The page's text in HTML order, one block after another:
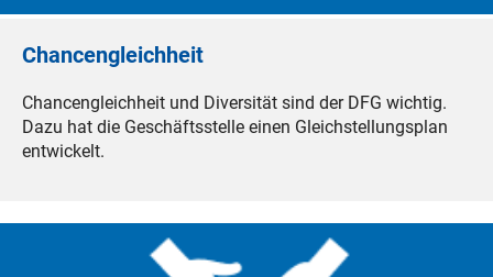
Chancengleichheit
Chancengleichheit und Diversität sind der DFG wichtig.
Dazu hat die Geschäftsstelle einen Gleichstellungsplan
entwickelt.